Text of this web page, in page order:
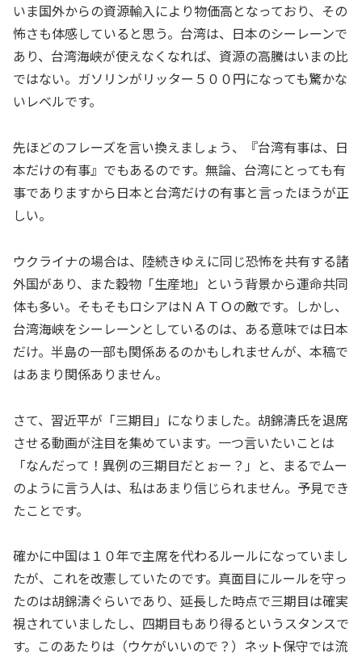
いま国外からの資源輸入により物価高となっており、その
怖さも体感していると思う。台湾は、日本のシーレーンで
あり、台湾海峡が使えなくなれば、資源の高騰はいまの比
ではない。ガソリンがリッター５００円になっても驚かな
いレベルです。
先ほどのフレーズを言い換えましょう、『台湾有事は、日
本だけの有事』でもあるのです。無論、台湾にとっても有
事でありますから日本と台湾だけの有事と言ったほうが正
しい。
ウクライナの場合は、陸続きゆえに同じ恐怖を共有する諸
外国があり、また穀物「生産地」という背景から運命共同
体も多い。そもそもロシアはＮＡＴＯの敵です。しかし、
台湾海峡をシーレーンとしているのは、ある意味では日本
だけ。半島の一部も関係あるのかもしれませんが、本稿で
はあまり関係ありません。
さて、習近平が「三期目」になりました。胡錦濤氏を退席
させる動画が注目を集めています。一つ言いたいことは
「なんだって！異例の三期目だとぉー？」と、まるでムー
のように言う人は、私はあまり信じられません。予見でき
たことです。
確かに中国は１０年で主席を代わるルールになっていまし
たが、これを改憲していたのです。真面目にルールを守っ
たのは胡錦濤ぐらいであり、延長した時点で三期目は確実
視されていましたし、四期目もあり得るというスタンスで
す。このあたりは（ウケがいいので？）ネット保守では流